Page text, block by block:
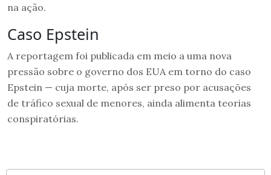
na ação.
Caso Epstein
A reportagem foi publicada em meio a uma nova
pressão sobre o governo dos EUA em torno do caso
Epstein — cuja morte, após ser preso por acusações
de tráfico sexual de menores, ainda alimenta teorias
conspiratórias.